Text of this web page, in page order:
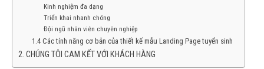
Kinh nghiệm đa dạng
Triển khai nhanh chóng
Đội ngũ nhân viên chuyên nghiệp
1.4 Các tính năng cơ bản của thiết kế mẫu Landing Page tuyển sinh
2. CHÚNG TÔI CAM KẾT VỚI KHÁCH HÀNG